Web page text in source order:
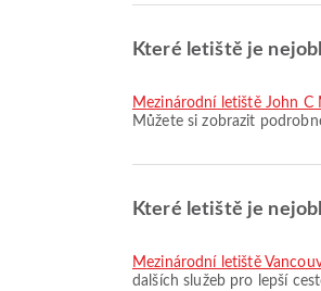
Které letiště je
Mezinárodní letiště John
Můžete si zobrazit
Které letiště je
Mezinárodní letiště
dalších služeb pro lepší